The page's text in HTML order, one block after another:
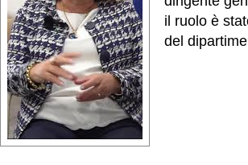
il ruolo è
del